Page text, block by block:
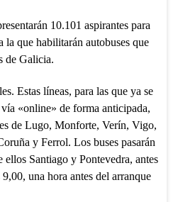
10.101 aspirantes para
la que habilitarán autobuses que
de Galicia.
Estas líneas, para las que ya se
«online» de forma anticipada,
de Lugo, Monforte, Verín, Vigo,
y Ferrol. Los buses pasarán
Santiago y Pontevedra, antes
una hora antes del arranque